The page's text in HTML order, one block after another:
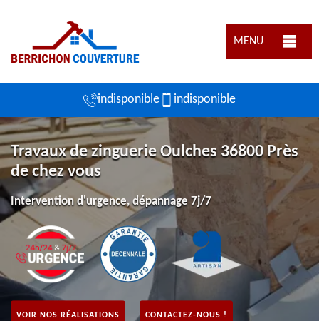
MENU
indisponible indisponible
Travaux de zinguerie Oulches 36800 Près
de chez vous
Intervention d'urgence, dépannage 7j/7
VOIR NOS RÉALISATIONS CONTACTEZ-NOUS !